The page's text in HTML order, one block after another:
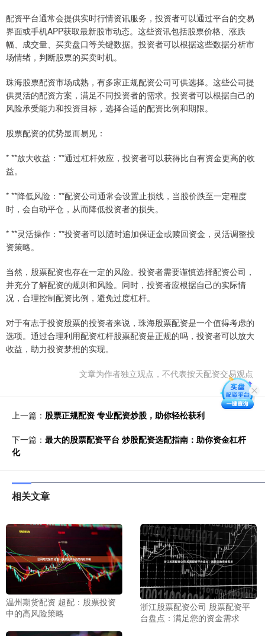
配资平台通常会提供实时行情资讯服务，投资者可以通过平台的交易
界面或手机APP获取最新股市动态。这些资讯包括股票价格、涨跌
幅、成交量、买卖盘口等关键数据。投资者可以根据这些数据分析市
场情绪，判断股票的买卖时机。
珠海股票配资市场成熟，有多家正规配资公司可供选择。这些公司提
供灵活的配资方案，满足不同投资者的需求。投资者可以根据自己的
风险承受能力和投资目标，选择合适的配资比例和期限。
股票配资的优势显而易见：
* **放大收益：**通过杠杆效应，投资者可以获得比自有资金更高的收
益。
* **降低风险：**配资公司通常会设置止损线，当股价跌至一定程度
时，会自动平仓，从而降低投资者的损失。
* **灵活操作：**投资者可以随时追加保证金或赎回资金，灵活调整投
资策略。
当然，股票配资也存在一定的风险。投资者需要谨慎选择配资公司，
并充分了解配资的规则和风险。同时，投资者应根据自己的实际情
况，合理控制配资比例，避免过度杠杆。
对于有志于投资股票的投资者来说，珠海股票配资是一个值得考虑的
选项。通过合理利用配资杠杆股票配资是正规的吗，投资者可以放大
收益，助力投资梦想的实现。
文章为作者独立观点，不代表按天配资交易观点
上一篇： 股票正规配资 专业配资炒股，助你轻松获利
下一篇： 最大的股票配资平台 炒股配资选配指南：助你资金杠杆
化
相关文章
温州期货配资 超配：股票投资
中的高风险策略
浙江股票配资公司 股票配资平
台盘点：满足您的资金需求